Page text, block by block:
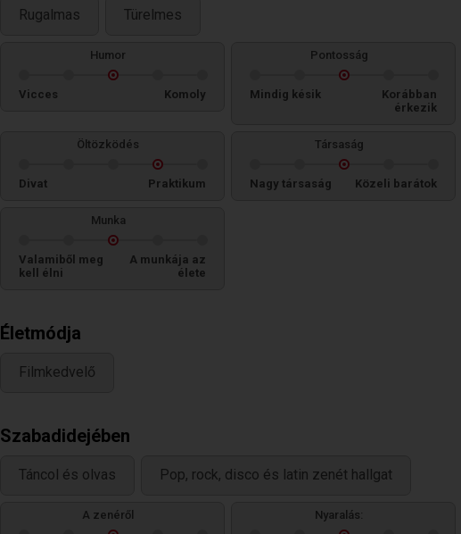
Rugalmas Türelmes
Humor
Vicces Komoly
Pontosság
Mindig késik
Korábban
érkezik
Öltözködés
Divat Praktikum
Társaság
Nagy társaság Közeli barátok
Munka
Valamiből meg
kell élni
A munkája az
élete
Életmódja
Filmkedvelő
Szabadidejében
Táncol és olvas Pop, rock, disco és latin zenét hallgat
A zenéről Nyaralás: